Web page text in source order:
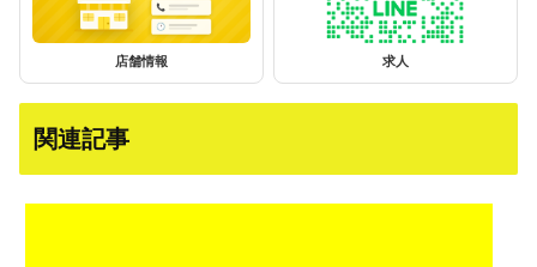
店舗情報 求人
関連記事